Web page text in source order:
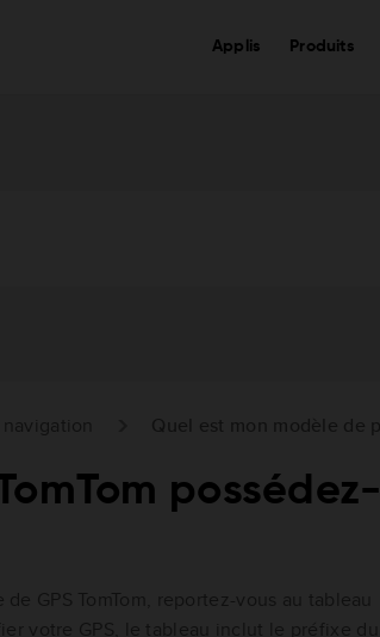
Applis Produits
possédez-